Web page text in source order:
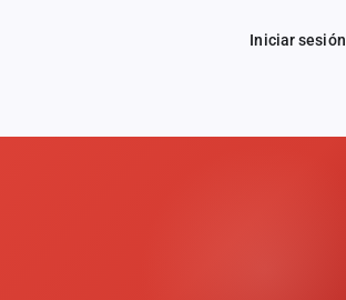
Iniciar sesión